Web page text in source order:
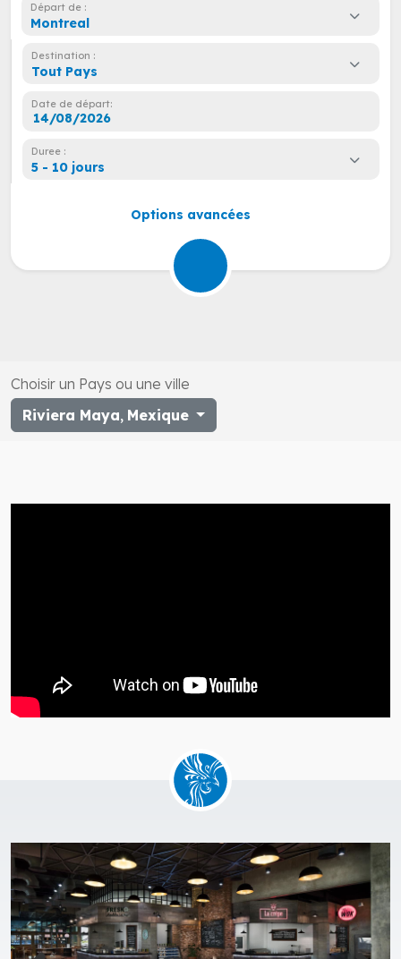
Départ de :
Montreal
Destination :
Tout Pays
Date de départ:
Duree :
5 - 10 jours
Options avancées
Choisir un Pays ou une ville
Riviera Maya, Mexique